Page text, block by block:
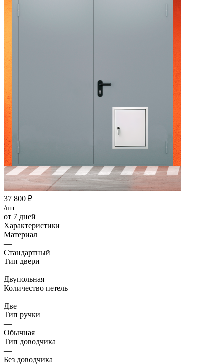
37 800 ₽
/шт
от 7 дней
Характеристики
Материал
—
Стандартный
Тип двери
—
Двупольная
Количество петель
—
Две
Тип ручки
—
Обычная
Тип доводчика
—
Без доводчика